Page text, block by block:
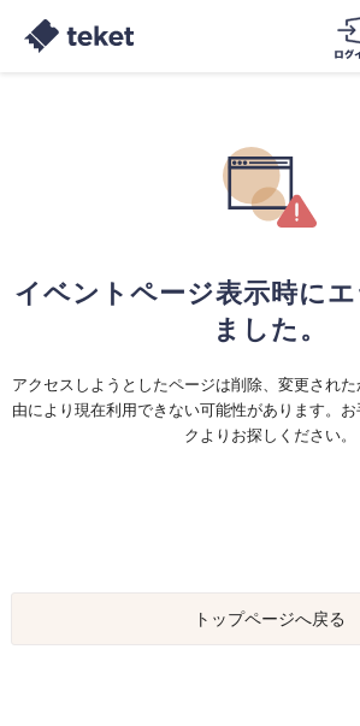
イベントページ表示時に
ました。
アクセスしようとしたページは削除、変更され
由により現在利用できない可能性があります。
クよりお探しください。
トップページへ戻る